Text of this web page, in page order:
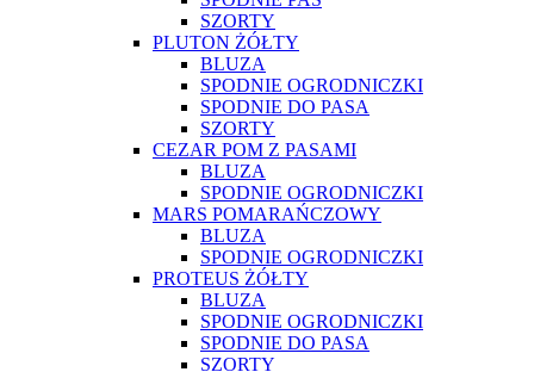
SZORTY
PLUTON ŻÓŁTY
BLUZA
SPODNIE OGRODNICZKI
SPODNIE DO PASA
SZORTY
CEZAR POM Z PASAMI
BLUZA
SPODNIE OGRODNICZKI
MARS POMARAŃCZOWY
BLUZA
SPODNIE OGRODNICZKI
PROTEUS ŻÓŁTY
BLUZA
SPODNIE OGRODNICZKI
SPODNIE DO PASA
SZORTY